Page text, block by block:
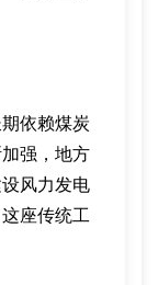
依赖煤炭
强，地方
风力发电
座传统工